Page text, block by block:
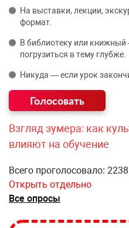
На выставки, лекции,
формат.
В библиотеку или
погрузиться в тему глубже.
Никуда — если урок
Взгляд зумера: как
влияют на обучение
Всего проголосовало: 2238
Открыть отдельно
Все опросы